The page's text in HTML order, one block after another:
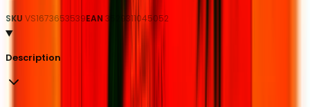
SKU VS1673653539EAN 3529311045052
Description